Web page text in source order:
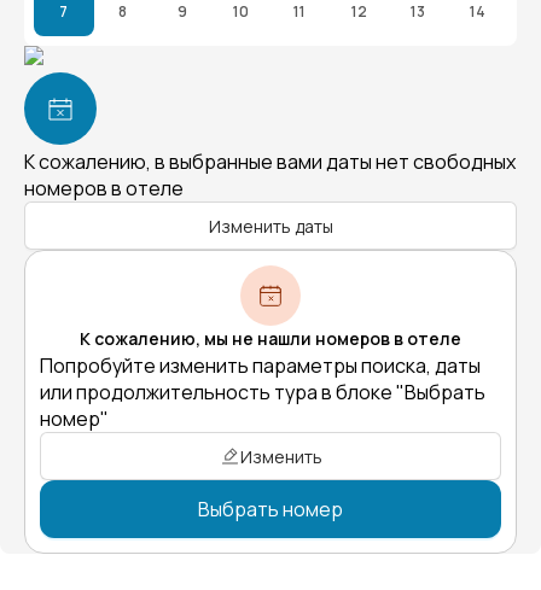
7 8 9 10 11 12 13 14
К сожалению, в выбранные вами даты нет свободных
номеров в отеле
Изменить даты
К сожалению, мы не нашли номеров в отеле
Попробуйте изменить параметры поиска, даты
или продолжительность тура в блоке "Выбрать
номер"
Изменить
Выбрать номер